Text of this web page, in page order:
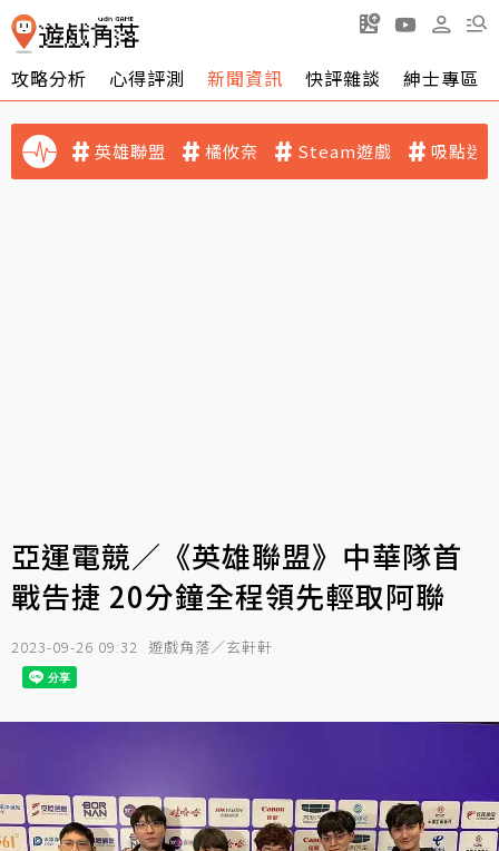
攻略分析 心得評測 新聞資訊 快評雜談 紳士專區
英雄聯盟 橘攸奈 Steam遊戲 吸點迷
亞運電競／《英雄聯盟》中華隊首
戰告捷 20分鐘全程領先輕取阿聯
2023-09-26 09:32 遊戲角落／玄軒軒